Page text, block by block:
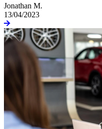
Jonathan M.
13/04/2023